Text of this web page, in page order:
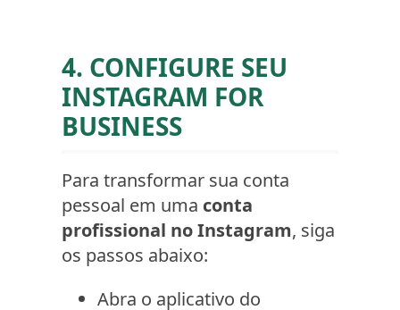
4. CONFIGURE SEU
INSTAGRAM FOR
BUSINESS
Para transformar sua conta
pessoal em uma conta
profissional no Instagram, siga
os passos abaixo:
Abra o aplicativo do